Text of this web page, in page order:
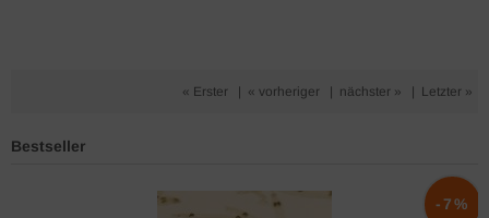
« Erster « vorheriger nächster » Letzter »
Bestseller
-7%